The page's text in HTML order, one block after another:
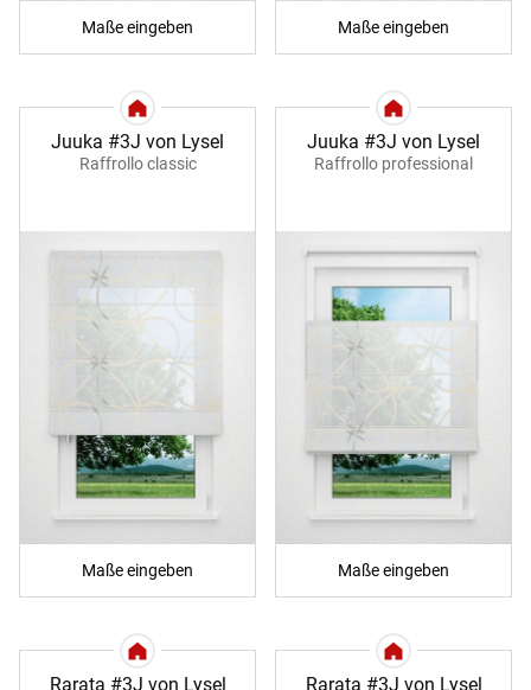
Maße eingeben Maße eingeben
Juuka #3J von Lysel
Raffrollo classic
Maße eingeben
Juuka #3J von Lysel
Raffrollo professional
Maße eingeben
Rarata #3J von Lysel Rarata #3J von Lysel